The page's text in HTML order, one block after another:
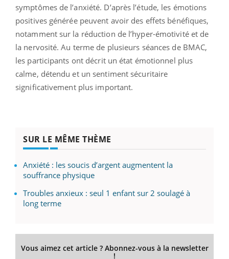
symptômes de l’anxiété. D’après l’étude, les émotions
positives générée peuvent avoir des effets bénéfiques,
notamment sur la réduction de l’hyper-émotivité et de
la nervosité. Au terme de plusieurs séances de BMAC,
les participants ont décrit un état émotionnel plus
calme, détendu et un sentiment sécuritaire
significativement plus important.
SUR LE MÊME THÈME
Anxiété : les soucis d’argent augmentent la
souffrance physique
Troubles anxieux : seul 1 enfant sur 2 soulagé à
long terme
Vous aimez cet article ? Abonnez-vous à la newsletter
!